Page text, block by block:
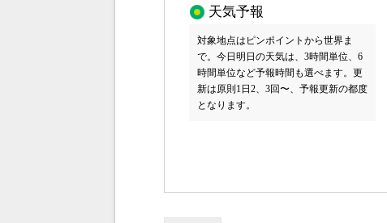
天気予報
対象地点はピンポイントから世界ま
で。今日明日の天気は、3時間単位、6
時間単位など予報時間も選べます。更
新は原則1日2、3回〜、予報更新の都度
となります。